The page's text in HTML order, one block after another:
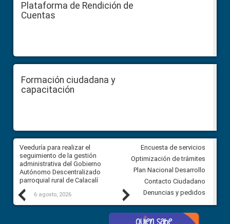
Plataforma de Rendición de
Cuentas
Formación ciudadana y
capacitación
Previous
Veeduría para realizar el
seguimiento de la gestión
administrativa del Gobierno
Autónomo Descentralizado
parroquial rural de Calacalí
6 agosto, 2026
Veeduría para vigilar los
derivados de la Audiencia
comunidad Urbina, parroquia
Carolina
5 agosto, 2026
Next
Encuesta de servicios
Optimización de trámites
Plan Nacional Desarrollo
Contacto Ciudadano
Denuncias y pedidos